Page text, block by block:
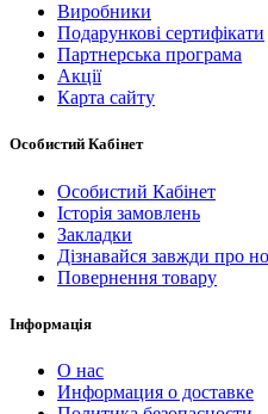
Виробники
Подарункові сертифікати
Партнерська програма
Акції
Карта сайту
Особистий Кабінет
Особистий Кабінет
Історія замовлень
Закладки
Дізнавайся завжди про
Повернення товару
Інформація
О нас
Информация о доставке